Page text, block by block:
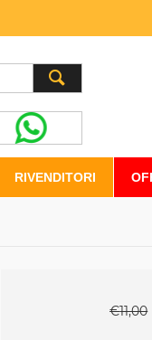
RIVENDITORI
€11,00